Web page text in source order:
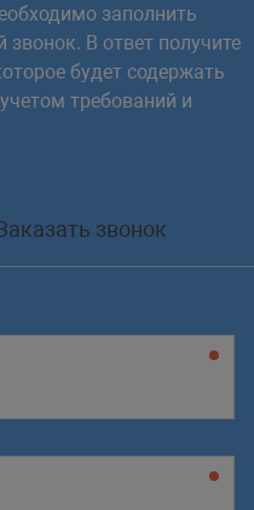
заполнить
звонок. В ответ получите
будет содержать
требований и
звонок